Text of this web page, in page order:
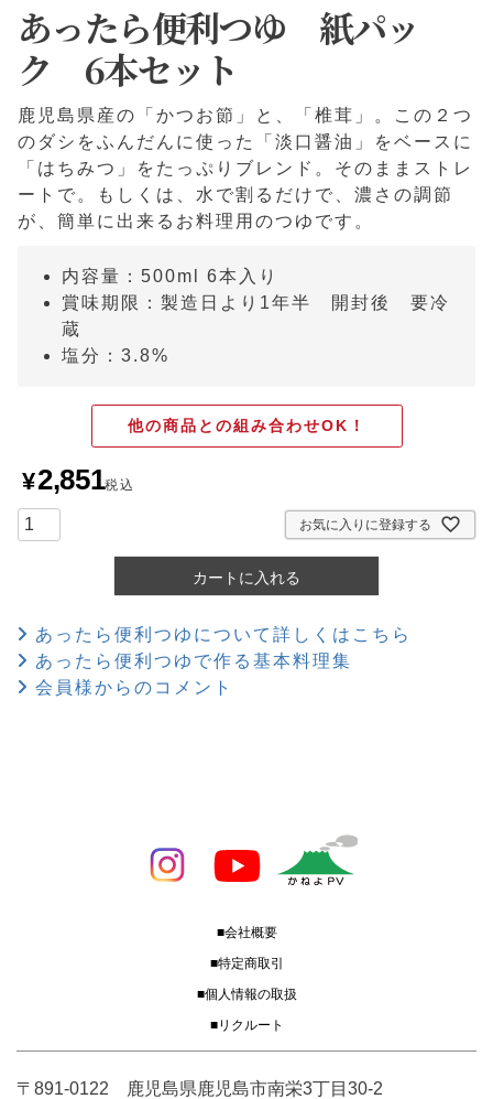
あったら便利つゆ 紙パッ
ク 6本セット
鹿児島県産の「かつお節」と、「椎茸」。この２つ
のダシをふんだんに使った「淡口醤油」をベースに
「はちみつ」をたっぷりブレンド。そのままストレ
ートで。もしくは、水で割るだけで、濃さの調節
が、簡単に出来るお料理用のつゆです。
内容量：500ml 6本入り
賞味期限：製造日より1年半 開封後 要冷
蔵
塩分：3.8%
他の商品との組み合わせOK！
¥2,851税込
お気に入りに登録する
カートに入れる
あったら便利つゆについて詳しくはこちら
あったら便利つゆで作る基本料理集
会員様からのコメント
■会社概要
■特定商取引
■個人情報の取扱
■リクルート
〒891-0122 鹿児島県鹿児島市南栄3丁目30-2